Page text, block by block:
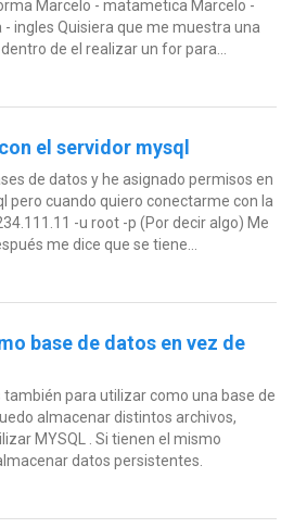
Marcelo - matametica Marcelo -
ingles Quisiera que me muestra una
de el realizar un for para...
el servidor mysql
de datos y he asignado permisos en
pero cuando quiero conectarme con la
-u root -p (Por decir algo) Me
me dice que se tiene...
base de datos en vez de
también para utilizar como una base de
almacenar distintos archivos,
MYSQL . Si tienen el mismo
datos persistentes.